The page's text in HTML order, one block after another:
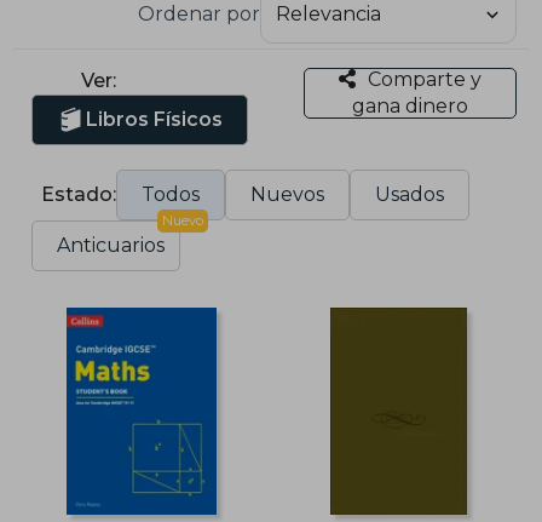
Ordenar por
Ver:
Libros Físicos
Comparte y
gana dinero
Estado: Todos Nuevos Usados
Anticuarios
Nuevo